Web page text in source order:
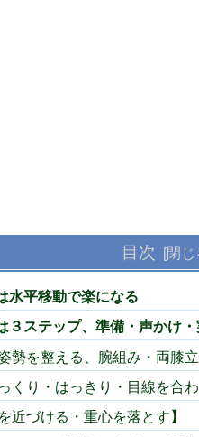
目次
水平移動で楽になる
３ステップ、準備・声かけ
勢を整える、腕組み・両膝
くり・はっきり・目線を合
近づける・重心を落とす】